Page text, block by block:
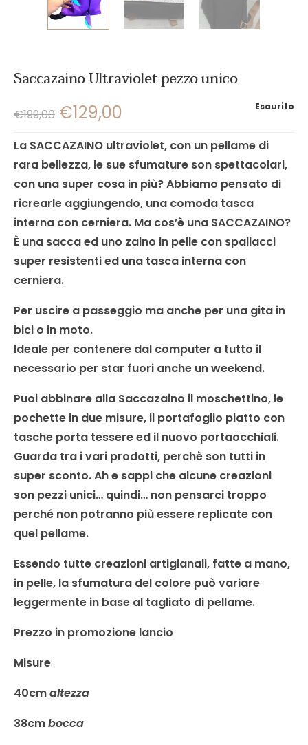
Saccazaino Ultraviolet pezzo unico
Esaurito
€199,00 €129,00
La SACCAZAINO ultraviolet, con un pellame di
rara bellezza, le sue sfumature son spettacolari,
con una super cosa in più? Abbiamo pensato di
ricrearle aggiungendo, una comoda tasca
interna con cerniera. Ma cos’è una SACCAZAINO?
È una sacca ed uno zaino in pelle con spallacci
super resistenti ed una tasca interna con
cerniera.
Per uscire a passeggio ma anche per una gita in
bici o in moto.
Ideale per contenere dal computer a tutto il
necessario per star fuori anche un weekend.
Puoi abbinare alla Saccazaino il moschettino, le
pochette in due misure, il portafoglio piatto con
tasche porta tessere ed il nuovo portaocchiali.
Guarda tra i vari prodotti, perchè son tutti in
super sconto. Ah e sappi che alcune creazioni
son pezzi unici… quindi… non pensarci troppo
perché non potranno più essere replicate con
quel pellame.
Essendo tutte creazioni artigianali, fatte a mano,
in pelle, la sfumatura del colore può variare
leggermente in base al tagliato di pellame.
Prezzo in promozione lancio
Misure:
40cmaltezza
38cmbocca